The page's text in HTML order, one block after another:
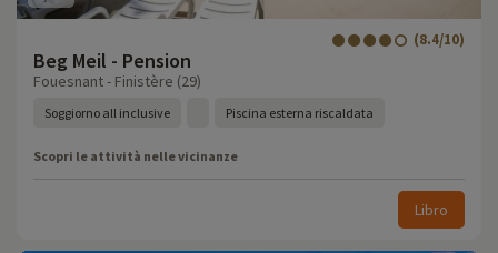
Beg Meil - Pension
(8.4/10)
Fouesnant - Finistère (29)
Soggiorno all inclusive Piscina esterna riscaldata
Scopri le attività nelle vicinanze
Libro